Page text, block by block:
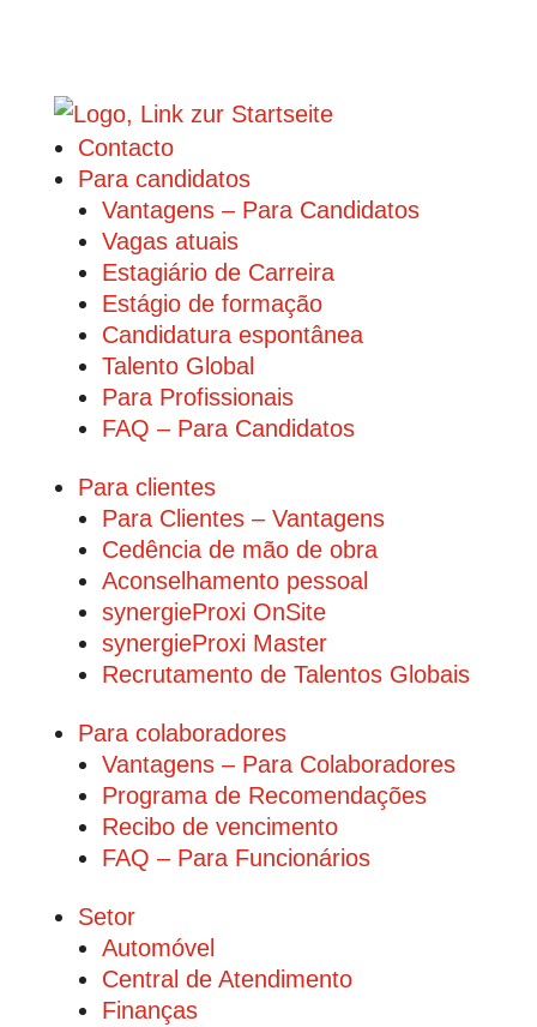
Contacto
Para candidatos
Vantagens – Para Candidatos
Vagas atuais
Estagiário de Carreira
Estágio de formação
Candidatura espontânea
Talento Global
Para Profissionais
FAQ – Para Candidatos
Para clientes
Para Clientes – Vantagens
Cedência de mão de obra
Aconselhamento pessoal
synergieProxi OnSite
synergieProxi Master
Recrutamento de Talentos Globais
Para colaboradores
Vantagens – Para Colaboradores
Programa de Recomendações
Recibo de vencimento
FAQ – Para Funcionários
Setor
Automóvel
Central de Atendimento
Finanças